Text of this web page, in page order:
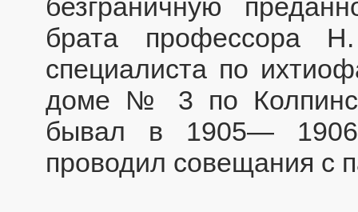
брата профессора
специалиста по
доме № 3 по
бывал в 1905— 1906
проводил совещания с